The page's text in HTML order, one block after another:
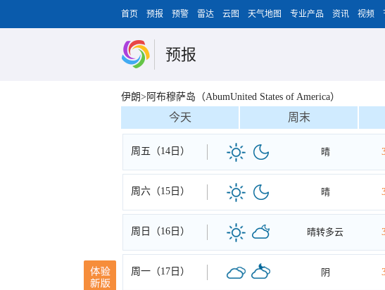
首页 预报 预警 雷达 云图 天气地图 专业产品 资讯 视频
预报
伊朗>阿布穆萨岛（AbumUnited States of America）
今天 周末
周五（14日） 晴
周六（15日） 晴
周日（16日） 晴转多云
周一（17日） 阴